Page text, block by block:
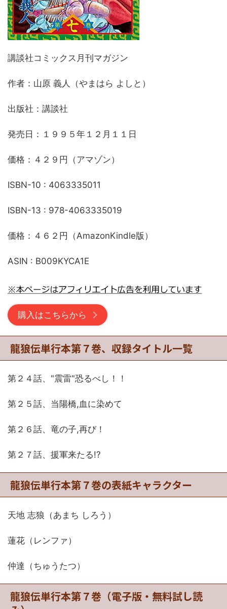
講談社コミックス月刊マガジン
作者：山原 義人（やまはら よしと）
出版社：講談社
発売日：１９９５年１２月１１日
価格：４２９円（アマゾン）
ISBN-10 : 4063335011
ISBN-13 : 978-4063335019
価格：４６２円（AmazonKindle版）
ASIN : B009KYCA1E
購入はこちらから
龍狼伝単行本第７巻、収録タイトル一覧
第２４話、"震雷"恐るべし！！
第２５話、当陽橋,血に染めて
第２６話、竜の子,再び！
第２７話、援軍来たる!?
龍狼伝単行本第７巻の表紙キャラクター
天地 志狼（あまち しろう）
蓮花（レンファ）
仲達（ちゅうたつ）
龍狼伝単行本第７巻（電子版・無料試し読